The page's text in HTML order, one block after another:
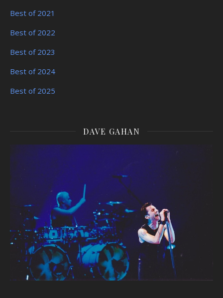
Best of 2021
Best of 2022
Best of 2023
Best of 2024
Best of 2025
DAVE GAHAN